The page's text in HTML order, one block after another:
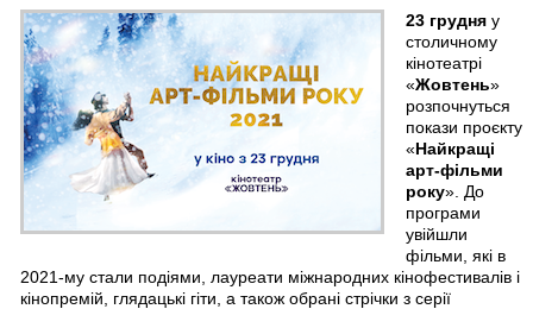
23 грудня у
столичному
кінотеатрі
«Жовтень»
розпочнуться
покази проєкту
«Найкращі
aрт-фільми
року». До
програми
увійшли
фільми, які в
2021-му стали подіями, лауреати міжнародних кінофестивалів і
кінопремій, глядацькі гіти, а також обрані стрічки з серії